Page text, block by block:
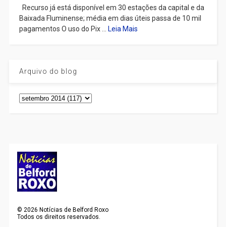
Recurso já está disponível em 30 estações da capital e da
Baixada Fluminense; média em dias úteis passa de 10 mil
pagamentos O uso do Pix ...
Leia Mais
Arquivo do blog
©2026 Notícias de Belford Roxo
Todos os direitos reservados.